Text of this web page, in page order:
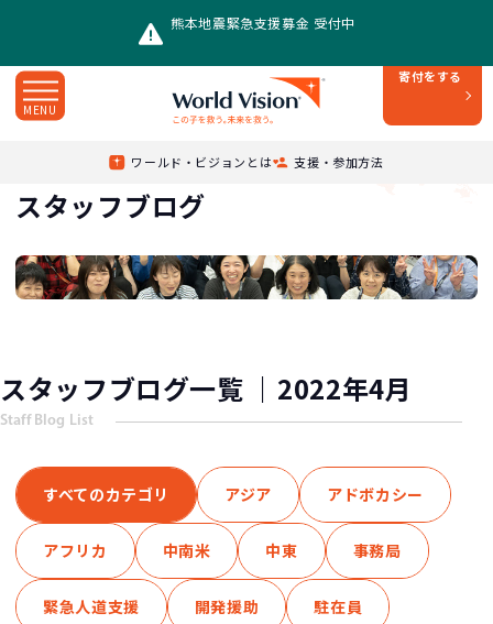
熊本地震緊急支援募金 受付中
寄付をする
MENU
ワールド・ビジョンとは 支援・参加方法
スタッフブログ 2022年 /4月
スタッフブログ
スタッフブログ一覧 ｜2022年4月
Staff Blog List
すべてのカテゴリ アジア アドボカシー
アフリカ 中南米 中東 事務局
緊急人道支援 開発援助 駐在員